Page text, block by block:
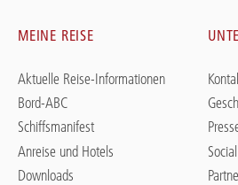
MEINE REISE
Aktuelle Reise-Informationen
Bord-ABC
Schiffsmanifest
Anreise und Hotels
Downloads